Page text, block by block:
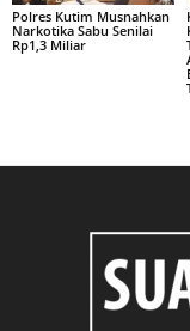
Polres Kutim Musnahkan
Narkotika Sabu Senilai
Rp1,3 Miliar